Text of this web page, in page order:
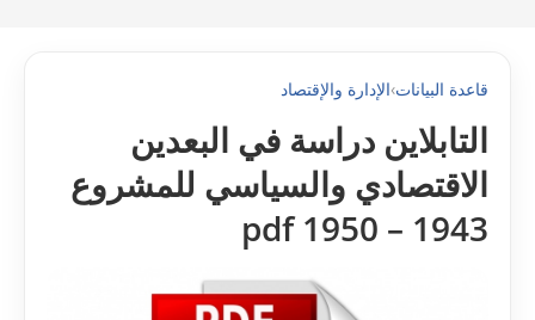
قاعدة البيانات›الإدارة والإقتصاد
التابلاين دراسة في البعدين
الاقتصادي والسياسي للمشروع
1943 – 1950 pdf